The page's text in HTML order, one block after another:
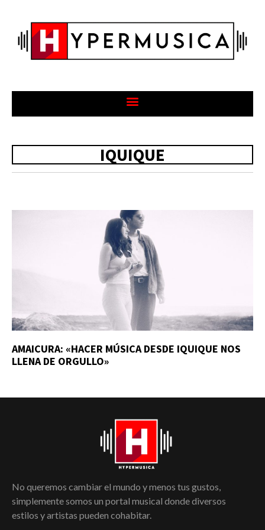
IQUIQUE
AMAICURA: «HACER MÚSICA DESDE IQUIQUE NOS
LLENA DE ORGULLO»
No queremos cambiar el mundo y menos tus gustos,
simplemente somos un portal musical donde diversos
estilos y artistas pueden cohabitar.